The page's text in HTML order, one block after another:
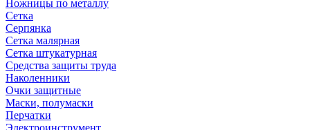
Ножницы по металлу
Сетка
Серпянка
Сетка малярная
Сетка штукатурная
Средства защиты труда
Наколенники
Очки защитные
Маски, полумаски
Перчатки
Электроинструмент